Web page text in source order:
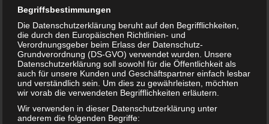
Begriffsbestimmungen
Die Datenschutzerklärung beruht auf den Begrifflichkeiten,
die durch den Europäischen Richtlinien- und
Verordnungsgeber beim Erlass der Datenschutz-
Grundverordnung (DS-GVO) verwendet wurden. Unsere
Datenschutzerklärung soll sowohl für die Öffentlichkeit als
auch für unsere Kunden und Geschäftspartner einfach lesbar
und verständlich sein. Um dies zu gewährleisten, möchten
wir vorab die verwendeten Begrifflichkeiten erläutern.
Wir verwenden in dieser Datenschutzerklärung unter
anderem die folgenden Begriffe: